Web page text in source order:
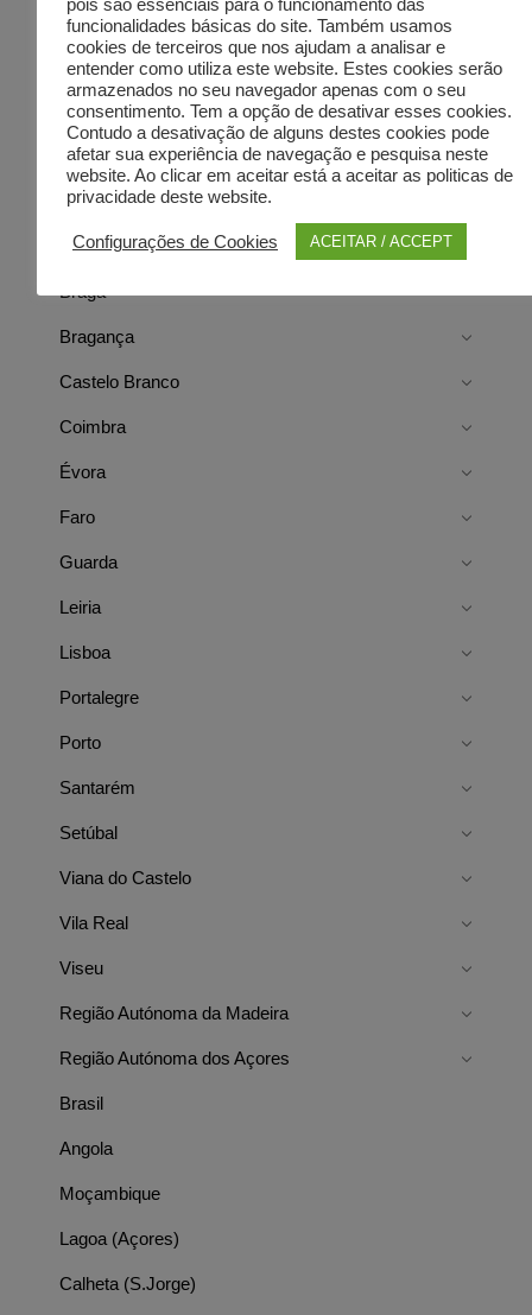
Directorist Locations
Aveiro
Beja
Braga
Bragança
Castelo Branco
Coimbra
Évora
Faro
Guarda
Leiria
Lisboa
Portalegre
Porto
Santarém
Setúbal
Viana do Castelo
Vila Real
Viseu
Região Autónoma da Madeira
Região Autónoma dos Açores
Brasil
Angola
Moçambique
Lagoa (Açores)
Calheta (S.Jorge)
pois são essenciais para o funcionamento das
funcionalidades básicas do site. Também usamos
cookies de terceiros que nos ajudam a analisar e
entender como utiliza este website. Estes cookies serão
armazenados no seu navegador apenas com o seu
consentimento. Tem a opção de desativar esses cookies.
Contudo a desativação de alguns destes cookies pode
afetar sua experiência de navegação e pesquisa neste
website. Ao clicar em aceitar está a aceitar as politicas de
privacidade deste website.
Configurações de Cookies ACEITAR / ACCEPT